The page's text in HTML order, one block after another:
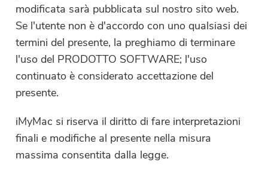
modificata sarà pubblicata sul nostro sito web.
Se l'utente non è d'accordo con uno qualsiasi dei
termini del presente, la preghiamo di terminare
l'uso del PRODOTTO SOFTWARE; l'uso
continuato è considerato accettazione del
presente.
iMyMac si riserva il diritto di fare interpretazioni
finali e modifiche al presente nella misura
massima consentita dalla legge.